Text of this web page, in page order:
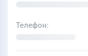
Телефон